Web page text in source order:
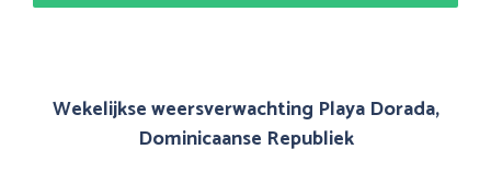
Wekelijkse weersverwachting Playa Dorada,
Dominicaanse Republiek